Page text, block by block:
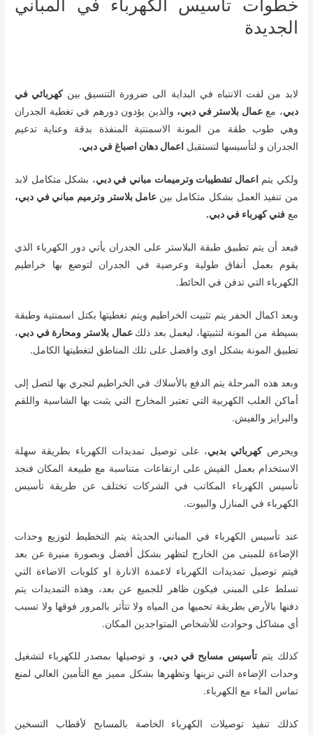
خطوات تأسيس الكهرباء في المباني
الجديدة
لابد من لفت الانتباه في البداية الى ضرورة التنسيق بينكهربائي في
دبي، مععمال بلاستر في دبي، والذين يؤدون دورهم في تغطية الجدران
وهي طوب طقة من المونة الاسمنتية المنفذة بدقة وعناية تدعيم
الجدران و لتأسيسها لتستقبل اعمال دهان اصباغ في دبي.
ولكي يتم اعمال تشطيبات وترميمات مباني في دبي، بشكل متكامل لابد
من تنفيذ العمل بشكل متكامل بين عامل بلاستر وترميم مباني في دبي،
معفني كهرباء في دبي.
فبعد أن يتم تطبيق طبقة البلاستر على الجدران يأتي دور الكهرباء الذي
يقوم بعمل أنفاق طولية وعرضية في الجدران لتوضع بها خراطيم
الكهرباء التي تدفن في الحائط.
وبعد اكمال الحفر يتم تثبيت الخراطيم ويتم تغطيتها بكتل اسمنتية وطبقة
بسيطة من المونة لتثبيتها، ليعمل بعد ذلك عمال بلاستر ومحارة في دبي،
تطبيق المونة بشكل اوى وافضل على تلك المناطق لتغطيتها الكامل.
وبعد هذه المرحلة يتم الدفع بالأسلاك في الخراطيم لتجري بها لتصل إلى
أماكن العلب الكهربية التي تعتبر المخارج التي يثبت بها الشاسية واللقم
والبرايز والفيش.
ويحرصكهربائي بدبي، على توصيل تمديدات الكهرباء بطريقة سهلة
الاستخدام بعمل الفيش على ارتفاعات متناسبة مع طبيعة المكان فنجد
تأسيس الكهرباء المكاتب في الشركات تختلف عن طريقة تأسيس
الكهرباء في المنازل والبيوت.
عند تأسيس الكهرباء في المباني الحديثة يتم التخطيط لتوزيع وحدات
الإضاءة للمبنى من الخارج لتظهر بشكل أفضل وبصورة منيرة عن بعد
فيتم توصيل تمديدات الكهرباء لاعمدة الانارة او كلوبات الاضاءة التي
تسلط على المبنى فيكون ظاهر للجميع عن بعد، وهذه التمديدات يتم
دفنها بالأرض بطريقة تحميها من المياه ولا تتأثر بالمرور فوقها ولا تسبب
أي مشاكل وحوادث للأشخاص المتواجدين المكان.
كذلك يتمتأسيس مسابح في دبي، و توصيلها بمصدر للكهرباء لتشغيل
وحدات الإضاءة التي تزينها وتظهرها بشكل مميز مع التأمين العالي لمنع
تماس الماء مع الكهرباء.
كذلك تنفيذ توصيلات الكهرباء الخاصة بالمسابح لأقطاب التسخين